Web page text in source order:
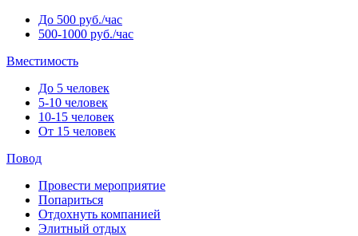
До 500 руб./час
500-1000 руб./час
Вместимость
До 5 человек
5-10 человек
10-15 человек
От 15 человек
Повод
Провести мероприятие
Попариться
Отдохнуть компанией
Элитный отдых